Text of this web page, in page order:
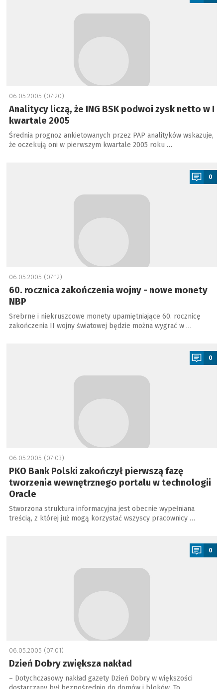
06.05.2005 (07:20)
Analitycy liczą, że ING BSK podwoi zysk netto w I
kwartale 2005
Średnia prognoz ankietowanych przez PAP analityków wskazuje,
że oczekują oni w pierwszym kwartale 2005 roku …
0
06.05.2005 (07:12)
60. rocznica zakończenia wojny - nowe monety
NBP
Srebrne i niekruszcowe monety upamiętniające 60. rocznicę
zakończenia II wojny światowej będzie można wygrać w …
0
06.05.2005 (07:03)
PKO Bank Polski zakończył pierwszą fazę
tworzenia wewnętrznego portalu w technologii
Oracle
Stworzona struktura informacyjna jest obecnie wypełniana
treścią, z której już mogą korzystać wszyscy pracownicy …
0
06.05.2005 (07:01)
Dzień Dobry zwiększa nakład
– Dotychczasowy nakład gazety Dzień Dobry w większości